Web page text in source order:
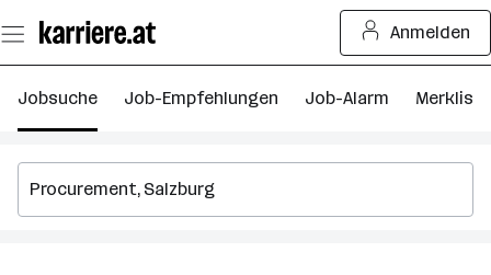
Seiteninhalt
springen
Anmelden
Jobsuche Job-Empfehlungen Job-Alarm Merkliste